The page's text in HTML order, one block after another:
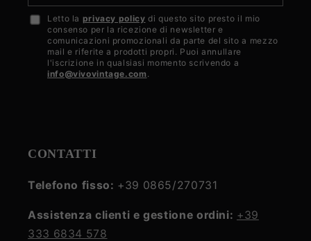
Accetto
privacy
policy
Letto la privacy policy di questo sito presto il mio
consenso per la ricezione di newsletter e
comunicazioni promozionali da parte del sito a mezzo
mail e riferite a prodotti propri. Puoi annullare
l'iscrizione in qualsiasi momento scrivendo a
info@vivovintage.com .
CONTATTI
Telefono fisso: +39 0865/270731
Assistenza clienti e gestione ordini: +39
333 6834 578